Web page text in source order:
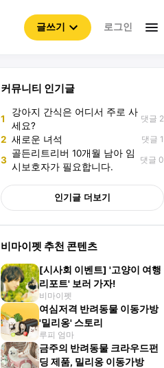
글쓰기 로그인
커뮤니티 인기글
1
강아지 간식은 어디서 주로 사
세요?
댓글 2
2 새로운 녀석 댓글 1
3
골든리트리버 10개월 남아 임
시보호자가 필요합니다.
댓글 0
인기글 더보기
비마이펫 추천 콘텐츠
[시사회 이벤트] '고양이 여행
리포트' 보러 가자!
비마이펫
여심저격 반려동물 이동가방
'밀리옹' 스토리
루피 엄마
금주의 반려동물 크라우드펀
딩 제품, 밀리옹 이동가방